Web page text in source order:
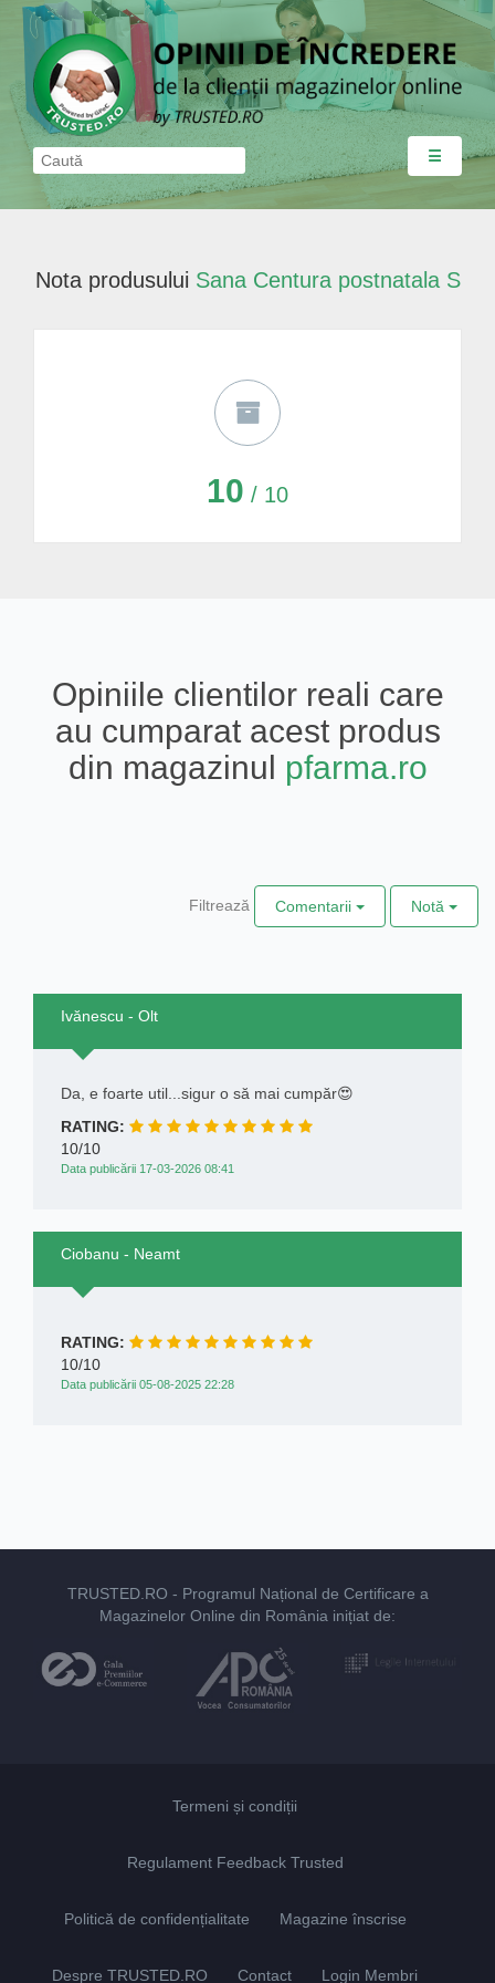
☰
Nota produsului Sana Centura postnatala S
10 / 10
Opiniile clientilor reali care
au cumparat acest produs
din magazinul pfarma.ro
Filtrează Comentarii Notă
Ivănescu - Olt
Da, e foarte util...sigur o să mai cumpăr😍
RATING:
10/10
Data publicării 17-03-2026 08:41
Ciobanu - Neamt
RATING:
10/10
Data publicării 05-08-2025 22:28
TRUSTED.RO - Programul Național de Certificare a
Magazinelor Online din România inițiat de:
Termeni și condiții
Regulament Feedback Trusted
Politică de confidențialitate Magazine înscrise
Despre TRUSTED.RO Contact Login Membri